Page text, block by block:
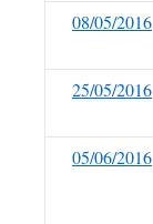
08/05/2016
25/05/2016
05/06/2016